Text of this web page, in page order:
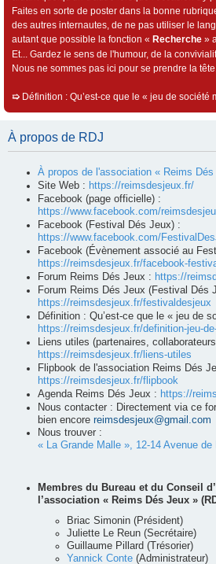
Faites en sorte de poster dans la bonne
des autres internautes, de ne pas utiliser le
autant que possible la fonction « Recherche »
Et... Gardez le sens de l'humour, de la
Nous ne sommes pas ici pour se prendre la
➯ Définition : Qu’est-ce que le « jeu de société
À propos de RDJ
À propos de l'association « Reims
Site Web : https://reimsdesjeux.fr/
Facebook (page officielle) :
https://www.facebook.com/
Facebook (Festival Dés Jeux) :
https://www.facebook.com/
Facebook (Évènement associé au
https://reimsdesjeux.fr/facebook-
Forum Reims Dés Jeux : https://
Forum Reims Dés Jeux (Festival Dés
https://reimsdesjeux.fr/festivaldesjeux
Définition : Qu’est-ce que le « jeu de
https://reimsdesjeux.fr/definition-jeu-
Liens utiles (partenaires,
https://reimsdesjeux.fr/liens-utiles
Flipbook de l'association Reims Dés
https://reimsdesjeux.fr/flipbook
Agenda Reims Dés Jeux : https://
Nous contacter : Directement via ce
bien encore reimsdesjeux@gmail.com
Nous trouver :
« La Grande Malle », 12-14 Avenue de
Membres du Bureau et du Conseil
l’association « Reims Dés Jeux »
Briac Simonin (Président)
Juliette Le Reun (Secrétaire)
Guillaume Pillard (Trésorier)
Yannick Conte (Administrateur)